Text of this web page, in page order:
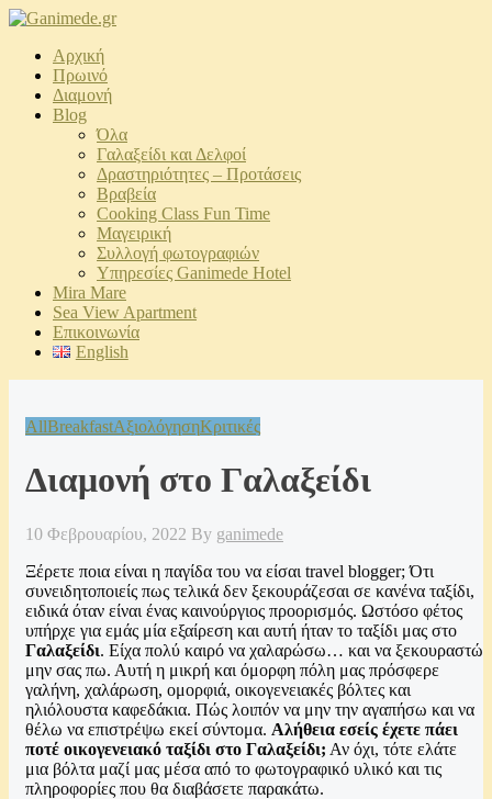
Αρχική
Πρωινό
Διαμονή
Blog
Όλα
Γαλαξείδι και Δελφοί
Δραστηριότητες – Προτάσεις
Βραβεία
Cooking Class Fun Time
Μαγειρική
Συλλογή φωτογραφιών
Υπηρεσίες Ganimede Hotel
Mira Mare
Sea View Apartment
Επικοινωνία
English
AllBreakfastΑξιολόγησηΚριτικές
Διαμονή στο Γαλαξείδι
10 Φεβρουαρίου, 2022 By ganimede
Ξέρετε ποια είναι η παγίδα του να είσαι travel blogger; Ότι
συνειδητοποιείς πως τελικά δεν ξεκουράζεσαι σε κανένα ταξίδι,
ειδικά όταν είναι ένας καινούργιος προορισμός. Ωστόσο φέτος
υπήρχε για εμάς μία εξαίρεση και αυτή ήταν το ταξίδι μας στο
Γαλαξείδι. Είχα πολύ καιρό να χαλαρώσω… και να ξεκουραστώ
μην σας πω. Αυτή η μικρή και όμορφη πόλη μας πρόσφερε
γαλήνη, χαλάρωση, ομορφιά, οικογενειακές βόλτες και
ηλιόλουστα καφεδάκια. Πώς λοιπόν να μην την αγαπήσω και να
θέλω να επιστρέψω εκεί σύντομα. Αλήθεια εσείς έχετε πάει
ποτέ οικογενειακό ταξίδι στο Γαλαξείδι; Αν όχι, τότε ελάτε
μια βόλτα μαζί μας μέσα από το φωτογραφικό υλικό και τις
πληροφορίες που θα διαβάσετε παρακάτω.